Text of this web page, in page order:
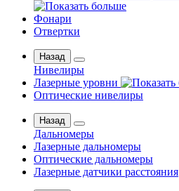
Фонари
Отвертки
Назад
Нивелиры
Лазерные уровни
Оптические нивелиры
Назад
Дальномеры
Лазерные дальномеры
Оптические дальномеры
Лазерные датчики расстояния